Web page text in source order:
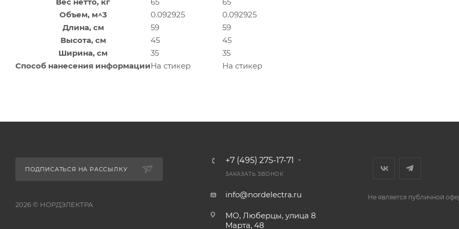
Объем, м^3
0.092925
0.092925
Длина, см
59
59
Высота, см
45
45
Ширина, см
35
35
Способ нанесения информацииНа стикер На стикер
ПОДПИСАТЬСЯ НА РАССЫЛКУ
2026 © НОРДЭЛЕКТРА
+7 (495) 275-17-71
ЗАКАЗАТЬ ЗВОНОК
info@nordelectra.ru
МО, Люберцы, улица 8
Марта, 48
Не является публичной